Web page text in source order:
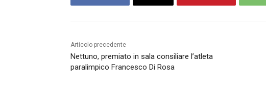
Articolo precedente
Nettuno, premiato in sala consiliare l’atleta
paralimpico Francesco Di Rosa